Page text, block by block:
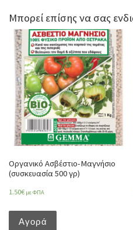
Μπορεί επίσης να σας
Οργανικό Ασβέστιο-Μαγνήσιο
(συσκευασία 500 γρ)
1.50€ με ΦΠΑ
Αγορά